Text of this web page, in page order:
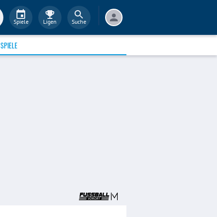
Spiele Ligen Suche
SPIELE